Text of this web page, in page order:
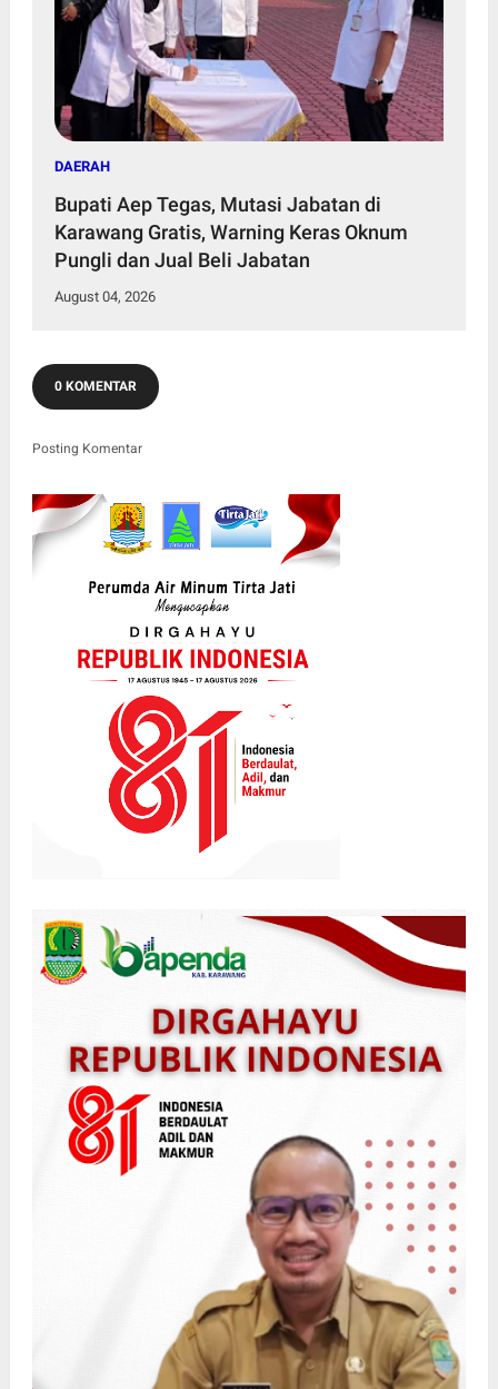
DAERAH
Bupati Aep Tegas, Mutasi Jabatan di
Karawang Gratis, Warning Keras Oknum
Pungli dan Jual Beli Jabatan
August 04, 2026
0 KOMENTAR
Posting Komentar